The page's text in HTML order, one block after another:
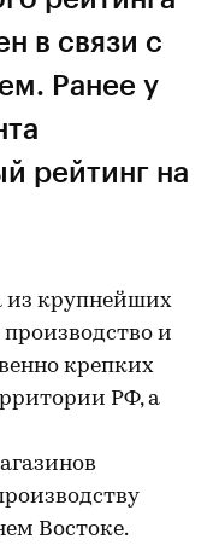
в связи с
Ранее у
рейтинг на
из крупнейших
и
крепких
РФ, а
Востоке.